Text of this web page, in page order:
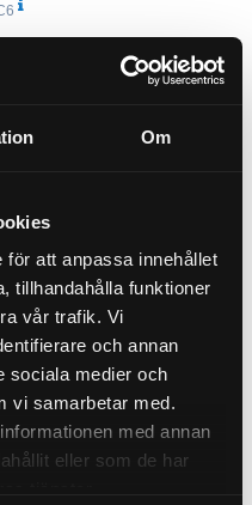
Om
för att anpassa innehållet
tillhandahålla funktioner
vår trafik. Vi
och annan
sociala medier och
vi samarbetar med.
med annan
eller som de har
Diameter 88 mm (3.46 inch)
Diameter 29 mm (1.14 inch)
Beta 2 22 micron
Beta 20 43 micron
21-P1105
Pris exkl.
21-L11